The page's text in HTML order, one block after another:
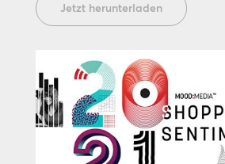
Jetzt herunterladen